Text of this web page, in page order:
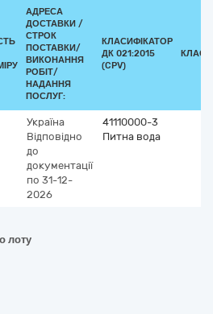
АДРЕСА
ДОСТАВКИ /
СТРОК
ПОСТАВКИ/
ВИКОНАННЯ
РОБІТ/
НАДАННЯ
ПОСЛУГ:
КЛАСИФІКАТОР
ДК 021:2015
(CPV)
Україна
Відповідно
до
документації
по 31-12-
2026
41110000-3
Питна вода
лоту